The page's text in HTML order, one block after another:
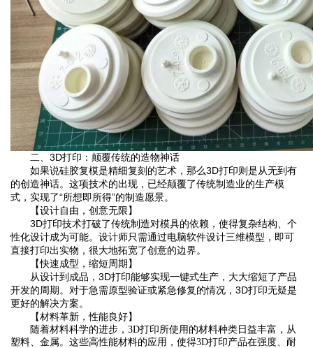
‌二、3D打印：颠覆传统的造物神话‌
如果说硅胶复模是精细复刻的艺术，那么3D打印则是从无到有
的创造神话。这项技术的出现，已经颠覆了传统制造业的生产模
式，实现了“所想即所得”的制造愿景。
‌【设计自由，创意无限】‌
3D打印技术打破了传统制造对模具的依赖，使得复杂结构、个
性化设计成为可能。设计师只需通过电脑软件设计三维模型，即可
直接打印出实物，很大地拓宽了创意的边界。
‌【快速成型，缩短周期】‌
从设计到成品，3D打印能够实现一键式生产，大大缩短了产品
开发的周期。对于急需原型验证或紧急修复的情况，3D打印无疑是
更好的解决方案。
‌【材料革新，性能良好】‌
随着材料科学的进步，3D打印所使用的材料种类日益丰富，从
塑料、金属。这些高性能材料的应用，使得3D打印产品在强度、耐